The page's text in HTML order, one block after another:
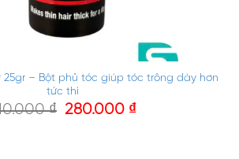
25gr – Bột phủ tóc giúp tóc trông dày hơn
tức thì
₫ 280.000 ₫